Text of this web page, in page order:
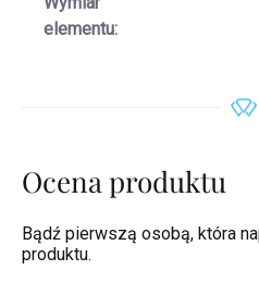
elementu:
Ocena produktu
Bądź pierwszą osobą, która
produktu.